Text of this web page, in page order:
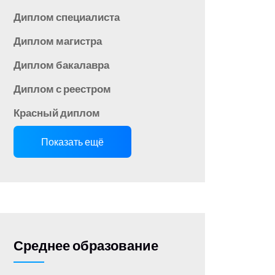
Диплом специалиста
Диплом магистра
Диплом бакалавра
Диплом с реестром
Красный диплом
Показать ещё
Среднее образование